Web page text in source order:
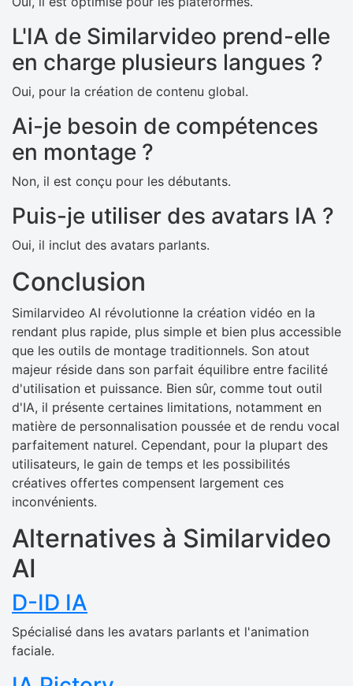
L'IA de Similarvideo prend-elle
en charge plusieurs langues ?
Oui, pour la création de contenu global.
Ai-je besoin de compétences
en montage ?
Non, il est conçu pour les débutants.
Puis-je utiliser des avatars IA ?
Oui, il inclut des avatars parlants.
Conclusion
Similarvideo AI révolutionne la création vidéo en la
rendant plus rapide, plus simple et bien plus accessible
que les outils de montage traditionnels. Son atout
majeur réside dans son parfait équilibre entre facilité
d'utilisation et puissance. Bien sûr, comme tout outil
d'IA, il présente certaines limitations, notamment en
matière de personnalisation poussée et de rendu vocal
parfaitement naturel. Cependant, pour la plupart des
utilisateurs, le gain de temps et les possibilités
créatives offertes compensent largement ces
inconvénients.
Alternatives à Similarvideo
AI
D-ID IA
Spécialisé dans les avatars parlants et l'animation
faciale.